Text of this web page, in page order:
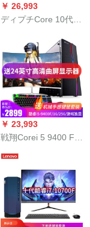
￥ 26,993
ディプチCore 10代i
ディップ本台フルセ
ット6 Gグラフティ6
Gメニューセット
￥ 23,993
戦翔Corei 5 9400 F/
ドドトラックドップ
メントメントメント
メントメントメント
グループ94ファミリ